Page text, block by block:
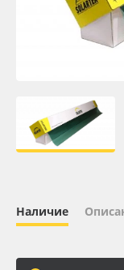
Oracal 641
Плёнка
ПЭТ листовой
Наличие